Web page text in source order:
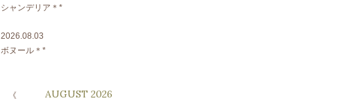
シャンデリア＊*
2026.08.03
ボヌール＊*
AUGUST 2026